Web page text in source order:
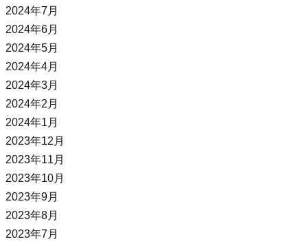
2024年7月
2024年6月
2024年5月
2024年4月
2024年3月
2024年2月
2024年1月
2023年12月
2023年11月
2023年10月
2023年9月
2023年8月
2023年7月